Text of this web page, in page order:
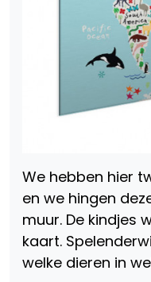
We hebben hier
en we hingen
muur. De kindjes
kaart.
welke dieren in